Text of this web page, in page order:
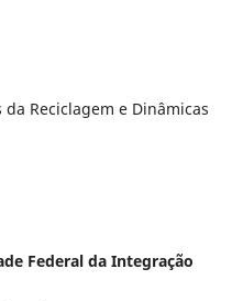
Reciclagem e Dinâmicas
Federal da Integração